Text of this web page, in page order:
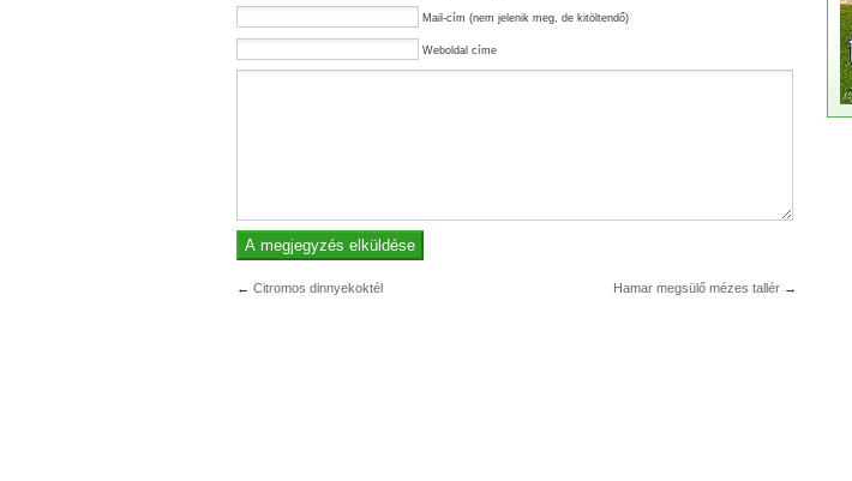
Mail-cím (nem jelenik meg, de kitöltendő)
Weboldal címe
← Citromos dinnyekoktél Hamar megsülő mézes tallér →